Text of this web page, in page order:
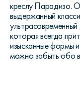
креслу Парадизо.
выдержанный
которая всегда
изысканные формы
можно забыть обо